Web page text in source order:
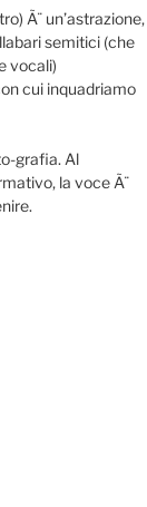
Ã¨ un’astrazione,
semitici (che
vocali)
cui inquadriamo
grafia. Al
la voce Ã¨